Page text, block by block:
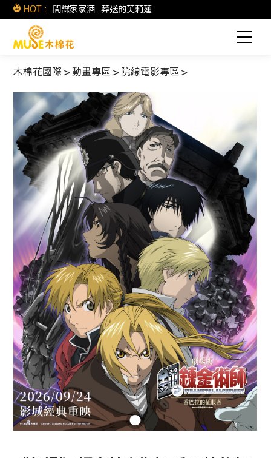
HOT : 間諜家家酒 葬送的芙莉蓮
木棉花國際 >動畫專區 > 院線電影專區 >